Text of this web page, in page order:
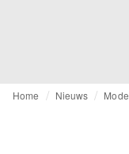
Home Nieuws Mode